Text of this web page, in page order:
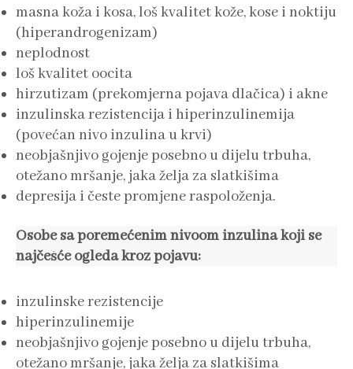
masna koža i kosa, loš kvalitet kože, kose i noktiju
(hiperandrogenizam)
neplodnost
loš kvalitet oocita
hirzutizam (prekomjerna pojava dlačica) i akne
inzulinska rezistencija i hiperinzulinemija
(povećan nivo inzulina u krvi)
neobjašnjivo gojenje posebno u dijelu trbuha,
otežano mršanje, jaka želja za slatkišima
depresija i česte promjene raspoloženja.
Osobe sa poremećenim nivoom inzulina koji se
najčešće ogleda kroz pojavu:
inzulinske rezistencije
hiperinzulinemije
neobjašnjivo gojenje posebno u dijelu trbuha,
otežano mršanje, jaka želja za slatkišima